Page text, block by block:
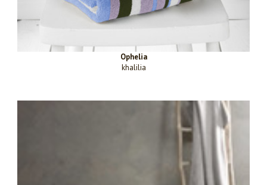
Ophelia
khalilia